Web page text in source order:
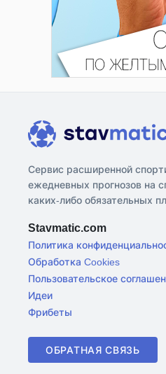
Сервис расширенной
ежедневных прогнозов на
каких-либо обязательных
Stavmatic.com
Политика
Обработка Cookies
Пользовательское
Идеи
Фрибеты
ОБРАТНАЯ СВЯЗЬ